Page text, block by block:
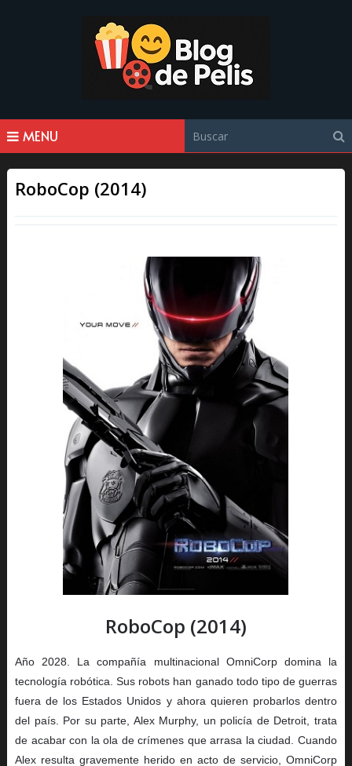
MENU
RoboCop (2014)
RoboCop (2014)
Año 2028. La compañía multinacional OmniCorp domina la
tecnología robótica. Sus robots han ganado todo tipo de guerras
fuera de los Estados Unidos y ahora quieren probarlos dentro
del país. Por su parte, Alex Murphy, un policía de Detroit, trata
de acabar con la ola de crímenes que arrasa la ciudad. Cuando
Alex resulta gravemente herido en acto de servicio, OmniCorp